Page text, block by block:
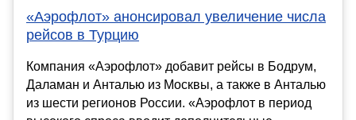
«Аэрофлот» анонсировал увеличение числа
рейсов в Турцию
Компания «Аэрофлот» добавит рейсы в Бодрум,
Даламан и Анталью из Москвы, а также в Анталью
из шести регионов России. «Аэрофлот в период